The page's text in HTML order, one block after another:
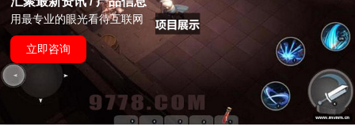
用最专业的眼光看待互联网
立即咨询